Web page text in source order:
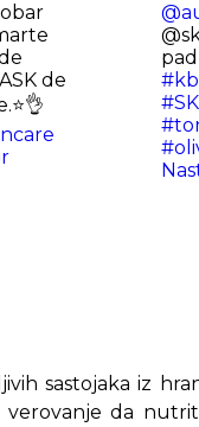
de
sastojaka iz
verovanje da